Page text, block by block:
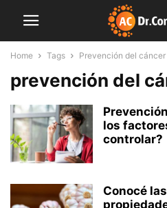
Home Tags Prevención del cáncer
prevención del
los
controlar?
Conocé